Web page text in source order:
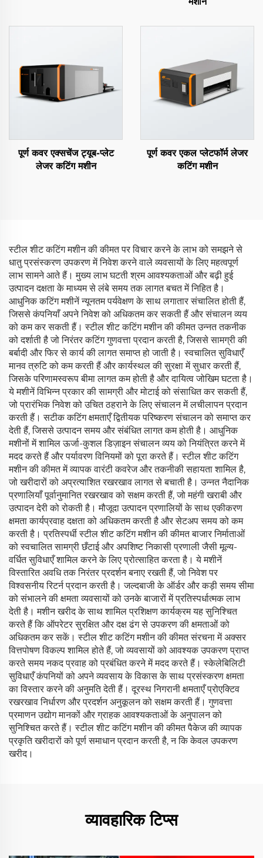
पूर्ण कवर एक्सचेंज ट्यूब-प्लेट
लेजर कटिंग मशीन
पूर्ण कवर एकल प्लेटफॉर्म लेजर
कटिंग मशीन
स्टील शीट कटिंग मशीन की कीमत पर विचार करने के लाभ को समझने से
धातु प्रसंस्करण उपकरण में निवेश करने वाले व्यवसायों के लिए महत्वपूर्ण
लाभ सामने आते हैं। मुख्य लाभ घटती श्रम आवश्यकताओं और बढ़ी हुई
उत्पादन दक्षता के माध्यम से लंबे समय तक लागत बचत में निहित है।
आधुनिक कटिंग मशीनें न्यूनतम पर्यवेक्षण के साथ लगातार संचालित होती हैं,
जिससे कंपनियाँ अपने निवेश को अधिकतम कर सकती हैं और संचालन व्यय
को कम कर सकती हैं। स्टील शीट कटिंग मशीन की कीमत उन्नत तकनीक
को दर्शाती है जो निरंतर कटिंग गुणवत्ता प्रदान करती है, जिससे सामग्री की
बर्बादी और फिर से कार्य की लागत समाप्त हो जाती है। स्वचालित सुविधाएँ
मानव त्रुटि को कम करती हैं और कार्यस्थल की सुरक्षा में सुधार करती हैं,
जिसके परिणामस्वरूप बीमा लागत कम होती है और दायित्व जोखिम घटता है।
ये मशीनें विभिन्न प्रकार की सामग्री और मोटाई को संसाधित कर सकती हैं,
जो प्रारंभिक निवेश को उचित ठहराने के लिए संचालन में लचीलापन प्रदान
करती हैं। सटीक कटिंग क्षमताएँ द्वितीयक परिष्करण संचालन को समाप्त कर
देती हैं, जिससे उत्पादन समय और संबंधित लागत कम होती है। आधुनिक
मशीनों में शामिल ऊर्जा-कुशल डिज़ाइन संचालन व्यय को नियंत्रित करने में
मदद करते हैं और पर्यावरण विनियमों को पूरा करते हैं। स्टील शीट कटिंग
मशीन की कीमत में व्यापक वारंटी कवरेज और तकनीकी सहायता शामिल है,
जो खरीदारों को अप्रत्याशित रखरखाव लागत से बचाती है। उन्नत नैदानिक
प्रणालियाँ पूर्वानुमानित रखरखाव को सक्षम करती हैं, जो महंगी खराबी और
उत्पादन देरी को रोकती है। मौजूदा उत्पादन प्रणालियों के साथ एकीकरण
क्षमता कार्यप्रवाह दक्षता को अधिकतम करती है और सेटअप समय को कम
करती है। प्रतिस्पर्धी स्टील शीट कटिंग मशीन की कीमत बाजार निर्माताओं
को स्वचालित सामग्री छँटाई और अपशिष्ट निकासी प्रणाली जैसी मूल्य-
वर्धित सुविधाएँ शामिल करने के लिए प्रोत्साहित करता है। ये मशीनें
विस्तारित अवधि तक निरंतर प्रदर्शन बनाए रखती हैं, जो निवेश पर
विश्वसनीय रिटर्न प्रदान करती है। जल्दबाजी के ऑर्डर और कड़ी समय सीमा
को संभालने की क्षमता व्यवसायों को उनके बाजारों में प्रतिस्पर्धात्मक लाभ
देती है। मशीन खरीद के साथ शामिल प्रशिक्षण कार्यक्रम यह सुनिश्चित
करते हैं कि ऑपरेटर सुरक्षित और दक्ष ढंग से उपकरण की क्षमताओं को
अधिकतम कर सकें। स्टील शीट कटिंग मशीन की कीमत संरचना में अक्सर
वित्तपोषण विकल्प शामिल होते हैं, जो व्यवसायों को आवश्यक उपकरण प्राप्त
करते समय नकद प्रवाह को प्रबंधित करने में मदद करते हैं। स्केलेबिलिटी
सुविधाएँ कंपनियों को अपने व्यवसाय के विकास के साथ प्रसंस्करण क्षमता
का विस्तार करने की अनुमति देती हैं। दूरस्थ निगरानी क्षमताएँ प्रोएक्टिव
रखरखाव निर्धारण और प्रदर्शन अनुकूलन को सक्षम करती हैं। गुणवत्ता
प्रमाणन उद्योग मानकों और ग्राहक आवश्यकताओं के अनुपालन को
सुनिश्चित करते हैं। स्टील शीट कटिंग मशीन की कीमत पैकेज की व्यापक
प्रकृति खरीदारों को पूर्ण समाधान प्रदान करती है, न कि केवल उपकरण
खरीद।
व्यावहारिक टिप्स